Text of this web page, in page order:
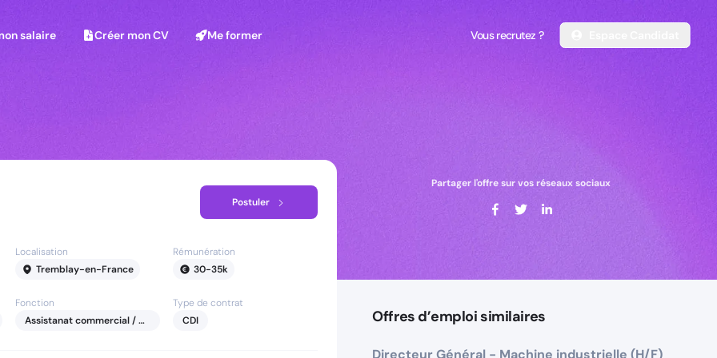
salaire Créer mon CV Me former Vous recrutez ?
salaire Créer mon CV Me former Vous recrutez ?
Postuler
Localisation
Tremblay-en-France
Rémunération
30-35k
Fonction
Assistanat commercial / ADV
Type de contrat
CDI
Partager l'offre sur vos réseaux sociaux
Offres d’emploi similaires
Directeur Général - Machine industrielle (H/F)